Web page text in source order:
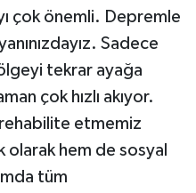
çok önemli. Depremle
Sadece
tekrar ayağa
çok hızlı akıyor.
rehabilite etmemiz
hem de sosyal
tüm